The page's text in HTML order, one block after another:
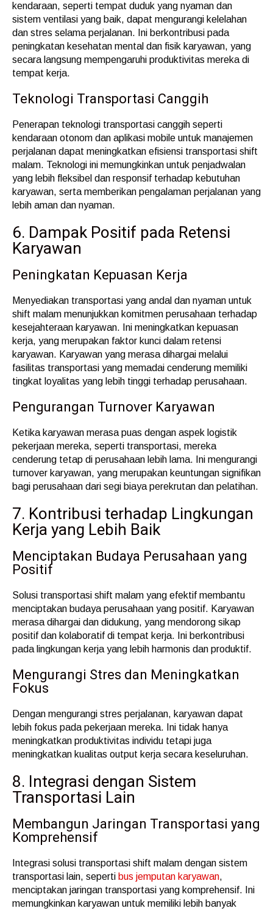
kendaraan, seperti tempat duduk yang nyaman dan
sistem ventilasi yang baik, dapat mengurangi kelelahan
dan stres selama perjalanan. Ini berkontribusi pada
peningkatan kesehatan mental dan fisik karyawan, yang
secara langsung mempengaruhi produktivitas mereka di
tempat kerja.
Teknologi Transportasi Canggih
Penerapan teknologi transportasi canggih seperti
kendaraan otonom dan aplikasi mobile untuk manajemen
perjalanan dapat meningkatkan efisiensi transportasi shift
malam. Teknologi ini memungkinkan untuk penjadwalan
yang lebih fleksibel dan responsif terhadap kebutuhan
karyawan, serta memberikan pengalaman perjalanan yang
lebih aman dan nyaman.
6. Dampak Positif pada Retensi
Karyawan
Peningkatan Kepuasan Kerja
Menyediakan transportasi yang andal dan nyaman untuk
shift malam menunjukkan komitmen perusahaan terhadap
kesejahteraan karyawan. Ini meningkatkan kepuasan
kerja, yang merupakan faktor kunci dalam retensi
karyawan. Karyawan yang merasa dihargai melalui
fasilitas transportasi yang memadai cenderung memiliki
tingkat loyalitas yang lebih tinggi terhadap perusahaan.
Pengurangan Turnover Karyawan
Ketika karyawan merasa puas dengan aspek logistik
pekerjaan mereka, seperti transportasi, mereka
cenderung tetap di perusahaan lebih lama. Ini mengurangi
turnover karyawan, yang merupakan keuntungan signifikan
bagi perusahaan dari segi biaya perekrutan dan pelatihan.
7. Kontribusi terhadap Lingkungan
Kerja yang Lebih Baik
Menciptakan Budaya Perusahaan yang
Positif
Solusi transportasi shift malam yang efektif membantu
menciptakan budaya perusahaan yang positif. Karyawan
merasa dihargai dan didukung, yang mendorong sikap
positif dan kolaboratif di tempat kerja. Ini berkontribusi
pada lingkungan kerja yang lebih harmonis dan produktif.
Mengurangi Stres dan Meningkatkan
Fokus
Dengan mengurangi stres perjalanan, karyawan dapat
lebih fokus pada pekerjaan mereka. Ini tidak hanya
meningkatkan produktivitas individu tetapi juga
meningkatkan kualitas output kerja secara keseluruhan.
8. Integrasi dengan Sistem
Transportasi Lain
Membangun Jaringan Transportasi yang
Komprehensif
Integrasi solusi transportasi shift malam dengan sistem
transportasi lain, seperti bus jemputan karyawan,
menciptakan jaringan transportasi yang komprehensif. Ini
memungkinkan karyawan untuk memiliki lebih banyak